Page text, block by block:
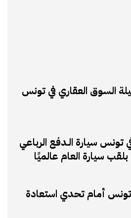
العقاري في تونس
تونس سيارة الـدفع الرباعي
تونس أمام تحدي استعادة